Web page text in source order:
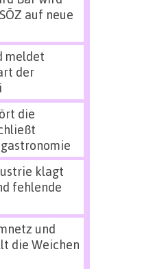
auf neue
meldet
der
die
klagt
fehlende
und
die Weichen